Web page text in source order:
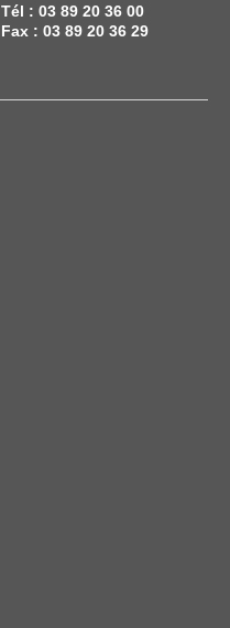
Tél : 03 89 20 36 00
Fax : 03 89 20 36 29